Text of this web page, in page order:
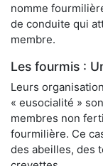
nomme
de conduite qui
membre.
Les fourmis :
Leurs
« eusocialité »
membres non
fourmilière. Ce
des abeilles, des